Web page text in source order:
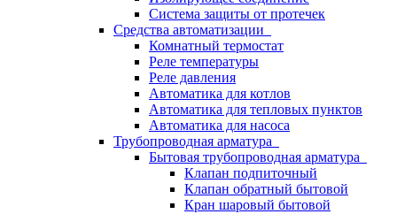
Система защиты от протечек
Средства автоматизации
Комнатный термостат
Реле температуры
Реле давления
Автоматика для котлов
Автоматика для тепловых пунктов
Автоматика для насоса
Трубопроводная арматура
Бытовая трубопроводная арматура
Клапан подпиточный
Клапан обратный бытовой
Кран шаровый бытовой